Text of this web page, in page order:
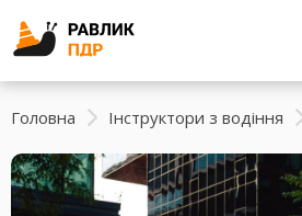
Головна Інструктори з водіння